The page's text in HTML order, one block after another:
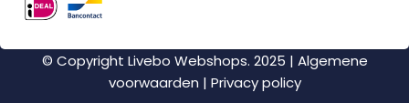
© Copyright Livebo Webshops. 2025 | Algemene
voorwaarden | Privacy policy